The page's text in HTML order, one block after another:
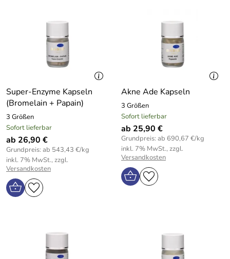
Super-Enzyme Kapseln
(Bromelain + Papain)
3 Größen
Sofort lieferbar
ab 26,90 €
Grundpreis: ab 543,43 €/kg
inkl. 7% MwSt., zzgl.
Versandkosten
Akne Ade Kapseln
3 Größen
Sofort lieferbar
ab 25,90 €
Grundpreis: ab 690,67 €/kg
inkl. 7% MwSt., zzgl.
Versandkosten